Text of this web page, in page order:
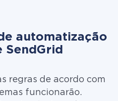
automatização
SendGrid
regras de acordo com
funcionarão.